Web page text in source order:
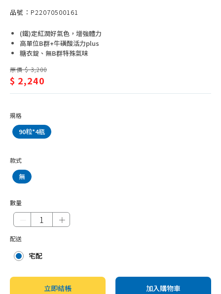
機
能
保
健/
維
他
命
維他命B群
維他命D
維他命E
綜合維他命
發泡錠
睛亮保健
養生調理
幫助入睡
蜆精、蜆錠
特殊營養品
抗敏保健
骨骼保健
乳清蛋白
品號：P22070500161
(鐵)定紅潤好氣色，增強體力
高單位B群+牛磺酸活力plus
糖衣錠、無B群特殊氣味
原價 $ 3,200
$ 2,240
規格
90粒*4瓶
款式
無
數量
＋
配送
宅配
立即結帳 加入購物車